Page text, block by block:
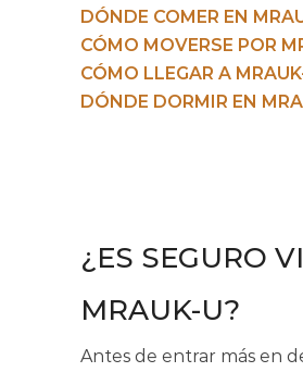
DÓNDE COMER EN
CÓMO MOVERSE POR
CÓMO LLEGAR A
DÓNDE DORMIR EN
¿ES SEGURO
MRAUK-U?
Antes de entrar más en